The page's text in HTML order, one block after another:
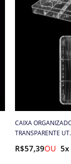
CAIXA
TRANSPARENTE
R$57,39 5x